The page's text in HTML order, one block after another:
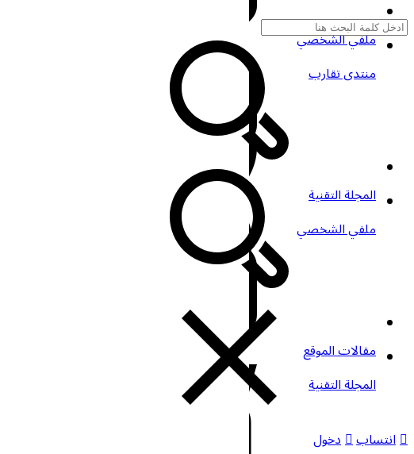
ملفي الشخصي
المجلة التقنية
مقالات الموقع
منتدى تقارب
ملفي الشخصي
المجلة التقنية
انتساب دخول